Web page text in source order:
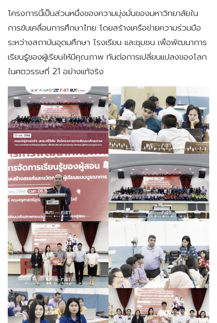
โครงการนี้เป็นส่วนหนึ่งของความมุ่งมั่นของมหาวิทยาลัยใน
การขับเคลื่อนการศึกษาไทย โดยสร้างเครือข่ายความร่วมมือ
ระหว่างสถาบันอุดมศึกษา โรงเรียน และชุมชน เพื่อพัฒนาการ
เรียนรู้ของผู้เรียนให้มีคุณภาพ ทันต่อการเปลี่ยนแปลงของโลก
ในศตวรรษที่ 21 อย่างแท้จริง